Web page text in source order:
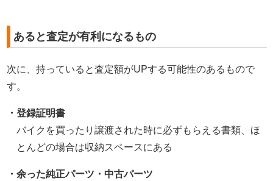
あると査定が有利になるもの
次に、持っていると査定額がUPする可能性のあるもので
す。
・登録証明書
バイクを買ったり譲渡された時に必ずもらえる書類、ほ
とんどの場合は収納スペースにある
・余った純正パーツ・中古パーツ